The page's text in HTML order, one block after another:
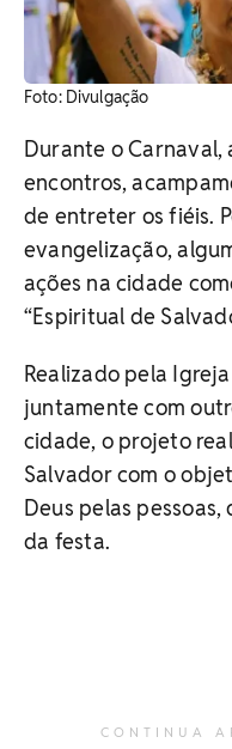
Foto: Divulgação
Durante o Carnaval,
encontros,
de entreter os fiéis.
evangelização,
ações na cidade
“Espiritual de
Realizado pela
juntamente com
cidade, o projeto
Salvador com o
Deus pelas
da festa.
CONTINUA